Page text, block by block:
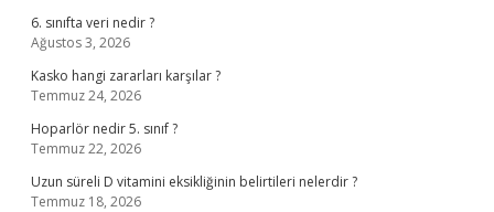
6. sınıfta veri nedir ?
Ağustos 3, 2026
Kasko hangi zararları karşılar ?
Temmuz 24, 2026
Hoparlör nedir 5. sınıf ?
Temmuz 22, 2026
Uzun süreli D vitamini eksikliğinin belirtileri nelerdir ?
Temmuz 18, 2026